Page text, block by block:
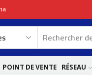
POINT DE VENTE RÉSEAU